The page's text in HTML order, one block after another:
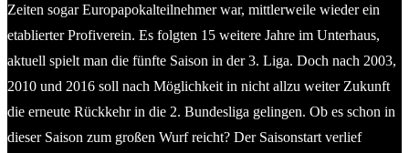
Zeiten sogar Europapokalteilnehmer war, mittlerweile wieder ein
etablierter Profiverein. Es folgten 15 weitere Jahre im Unterhaus,
aktuell spielt man die fünfte Saison in der 3. Liga. Doch nach 2003,
2010 und 2016 soll nach Möglichkeit in nicht allzu weiter Zukunft
die erneute Rückkehr in die 2. Bundesliga gelingen. Ob es schon in
dieser Saison zum großen Wurf reicht? Der Saisonstart verlief